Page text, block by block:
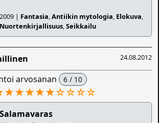
2009 | Fantasia,Antiikin mytologia, Elokuva,
Nuortenkirjallisuus,Seikkailu
24.08.2012
arvosanan 6 / 10
☆☆☆☆
Salamavaras